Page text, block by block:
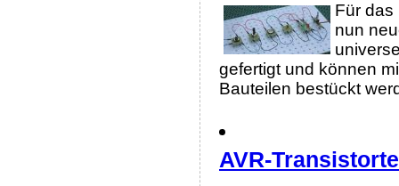
Für das
nun
gefertigt und können
Bauteilen bestückt
AVR-